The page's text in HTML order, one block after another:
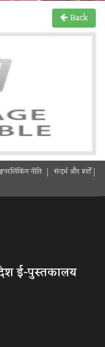
Back
नीति
संदर्भ और शर्ते
ई-पुस्तकालय